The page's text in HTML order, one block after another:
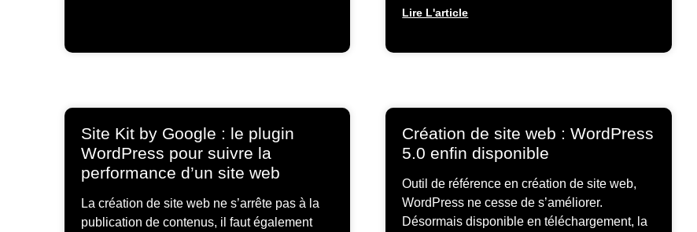
Lire L'article
Site Kit by Google : le plugin
WordPress pour suivre la
performance d’un site web
La création de site web ne s’arrête pas à la
publication de contenus, il faut également
Création de site web : WordPress
5.0 enfin disponible
Outil de référence en création de site web,
WordPress ne cesse de s’améliorer.
Désormais disponible en téléchargement, la